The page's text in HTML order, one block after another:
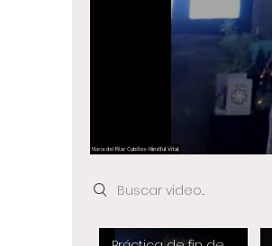
Search videos